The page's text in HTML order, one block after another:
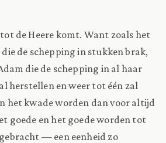
de Heere komt. Want zoals het
die de schepping in stukken brak,
die de schepping in al haar
herstellen en weer tot één zal
het kwade worden dan voor altijd
goede en het goede worden tot
— een eenheid zo